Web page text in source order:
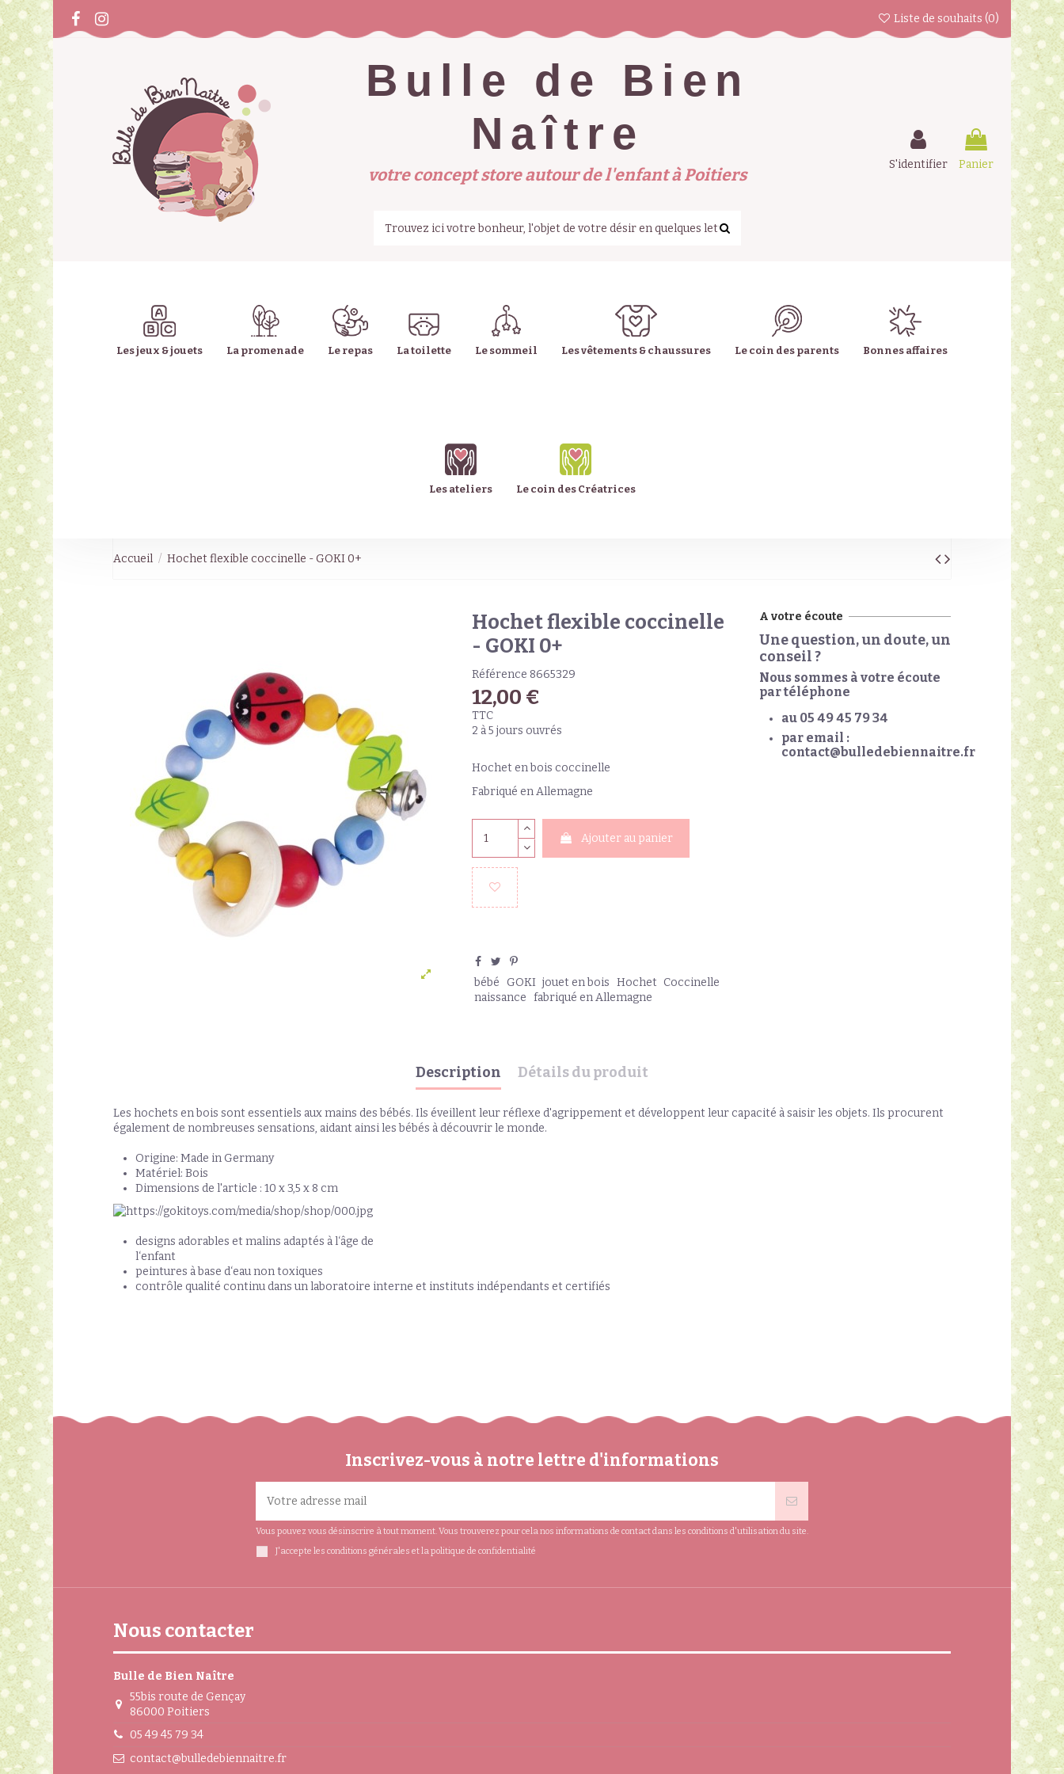
Liste de souhaits (0)
Bulle de Bien
Naître
votre concept store autour de l'enfant à Poitiers
S'identifier Panier
Les jeux & jouets La promenade Le repas La toilette Le sommeil Les vêtements & chaussures Le coin des parents Bonnes affaires
Les ateliers Le coin des Créatrices
Accueil Hochet flexible coccinelle - GOKI 0+
Hochet flexible coccinelle
- GOKI 0+
Référence 8665329
12,00 €
TTC
2 à 5 jours ouvrés
Hochet en bois coccinelle
Fabriqué en Allemagne
Ajouter au panier
bébé GOKI jouet en bois Hochet Coccinelle
naissance fabriqué en Allemagne
A votre écoute
Une question, un doute, un
conseil ?
Nous sommes à votre écoute
par téléphone
au 05 49 45 79 34
par email :
contact@bulledebiennaitre.fr
Description Détails du produit
Les hochets en bois sont essentiels aux mains des bébés. Ils éveillent leur réflexe d'agrippement et développent leur capacité à saisir les objets. Ils procurent
également de nombreuses sensations, aidant ainsi les bébés à découvrir le monde.
Origine: Made in Germany
Matériel: Bois
Dimensions de l'article : 10 x 3,5 x 8 cm
designs adorables et malins adaptés à l‘âge de
l‘enfant
peintures à base d‘eau non toxiques
contrôle qualité continu dans un laboratoire interne et instituts indépendants et certifiés
Inscrivez-vous à notre lettre d'informations
Vous pouvez vous désinscrire à tout moment. Vous trouverez pour cela nos informations de contact dans les conditions d'utilisation du site.
J'accepte les conditions générales et la politique de confidentialité
Nous contacter
Bulle de Bien Naître
55bis route de Gençay
86000 Poitiers
05 49 45 79 34
contact@bulledebiennaitre.fr